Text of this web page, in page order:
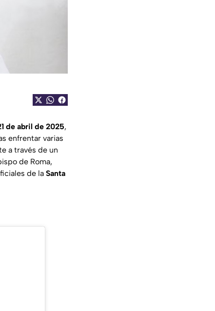
de abril de 2025,
enfrentar varias
a través de un
de Roma,
de la Santa